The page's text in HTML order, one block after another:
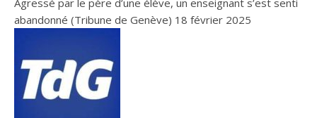
abandonné (Tribune de Genève) 18 février 2025